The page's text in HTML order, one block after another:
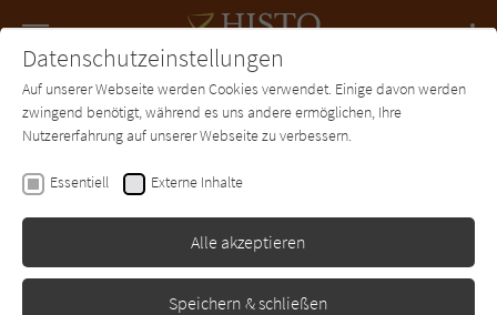
SUCHE Forum Charts Newsletter
Eva Fellner
Der Clan der
Highlanderin (Enja,
Tochter der Highlands 3)
Datenschutzeinstellungen
Auf unserer Webseite werden Cookies verwendet. Einige davon werden
zwingend benötigt, während es uns andere ermöglichen, Ihre
Nutzererfahrung auf unserer Webseite zu verbessern.
Essentiell Externe Inhalte
Alle akzeptieren
Speichern & schließen